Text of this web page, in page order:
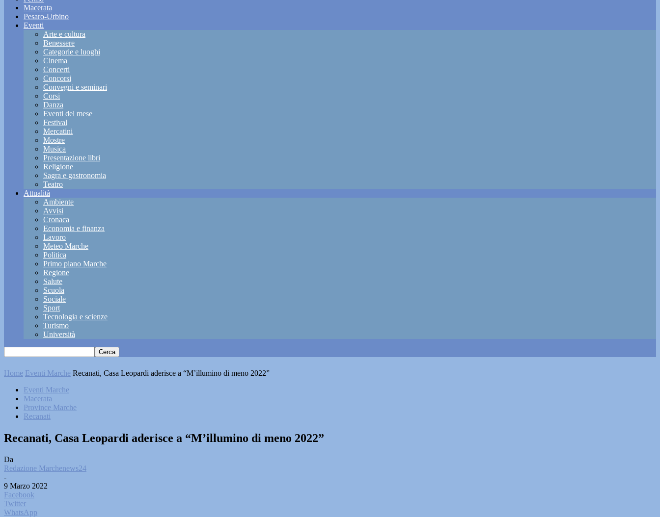
Macerata
Pesaro-Urbino
Eventi
Arte e cultura
Benessere
Categorie e luoghi
Cinema
Concerti
Concorsi
Convegni e seminari
Corsi
Danza
Eventi del mese
Festival
Mercatini
Mostre
Musica
Presentazione libri
Religione
Sagra e gastronomia
Teatro
Attualità
Ambiente
Avvisi
Cronaca
Economia e finanza
Lavoro
Meteo Marche
Politica
Primo piano Marche
Regione
Salute
Scuola
Sociale
Sport
Tecnologia e scienze
Turismo
Università
Home Eventi Marche Recanati, Casa Leopardi aderisce a “M’illumino di meno 2022”
Eventi Marche
Macerata
Province Marche
Recanati
Recanati, Casa Leopardi aderisce a “M’illumino di meno 2022”
Da
Redazione Marchenews24
-
9 Marzo 2022
Facebook
Twitter
WhatsApp